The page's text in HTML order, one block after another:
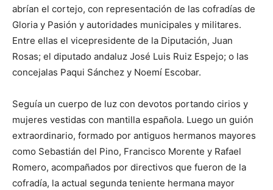
abrían el cortejo, con representación de las cofradías de
Gloria y Pasión y autoridades municipales y militares.
Entre ellas el vicepresidente de la Diputación, Juan
Rosas; el diputado andaluz José Luis Ruiz Espejo; o las
concejalas Paqui Sánchez y Noemí Escobar.
Seguía un cuerpo de luz con devotos portando cirios y
mujeres vestidas con mantilla española. Luego un guión
extraordinario, formado por antiguos hermanos mayores
como Sebastián del Pino, Francisco Morente y Rafael
Romero, acompañados por directivos que fueron de la
cofradía, la actual segunda teniente hermana mayor